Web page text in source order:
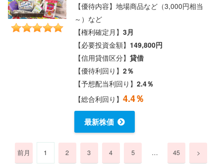
【優待内容】地場商品など（3,000円相当
～）など
【権利確定月】3月
【必要投資金額】 149,800円
【信用貸借区分】貸借
【優待利回り】2％
【予想配当利回り】2.4％
【総合利回り】4.4％
最新株価
前月 1 2 3 4 5 … 45 >